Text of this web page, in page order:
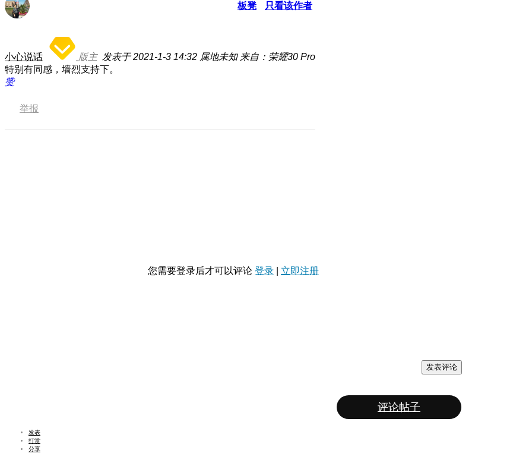
板凳 只看该作者
小心说话 版主 发表于 2021-1-3 14:32 属地未知 来自：荣耀30 Pro
特别有同感，墙烈支持下。
赞
举报
您需要登录后才可以评论 登录 立即注册
发表评论
评论帖子
发表
打赏
分享